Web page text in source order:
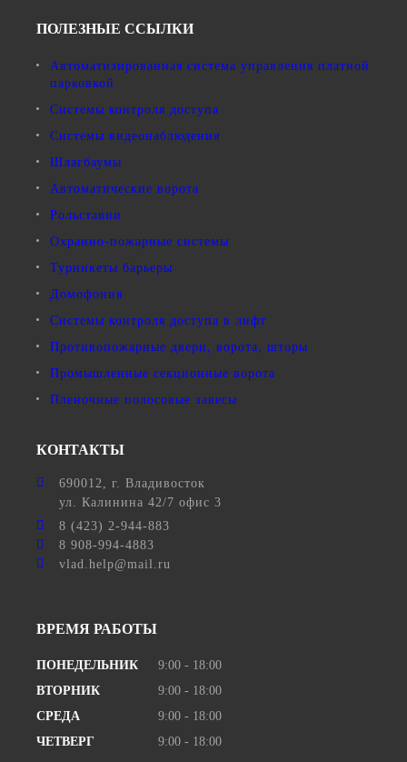
ПОЛЕЗНЫЕ ССЫЛКИ
Автоматизированная система управления платной
парковкой
Системы контроля доступа
Системы видеонаблюдения
Шлагбаумы
Автоматические ворота
Рольставни
Охранно-пожарные системы
Турникеты барьеры
Домофония
Системы контроля доступа в лифт
Противопожарные двери, ворота, шторы
Промышленные секционные ворота
Пленочные полосовые завесы
КОНТАКТЫ
690012, г. Владивосток
ул. Калинина 42/7 офис 3
8 (423) 2-944-883
8 908-994-4883
vlad.help@mail.ru
ВРЕМЯ РАБОТЫ
ПОНЕДЕЛЬНИК
9:00 - 18:00
ВТОРНИК
9:00 - 18:00
СРЕДА
9:00 - 18:00
ЧЕТВЕРГ
9:00 - 18:00